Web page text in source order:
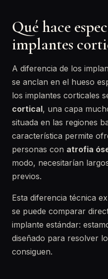
Qué hace
implantes
A diferencia de los
se anclan en el hueso
los implantes corticales
cortical, una capa
situada en las regiones
característica permite
personas con atrofia
modo, necesitarían
previos.
Esta diferencia técnica
se puede comparar
implante estándar:
diseñado para resolver
consiguen.